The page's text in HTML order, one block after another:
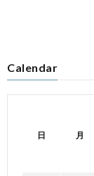
Calendar
日 月